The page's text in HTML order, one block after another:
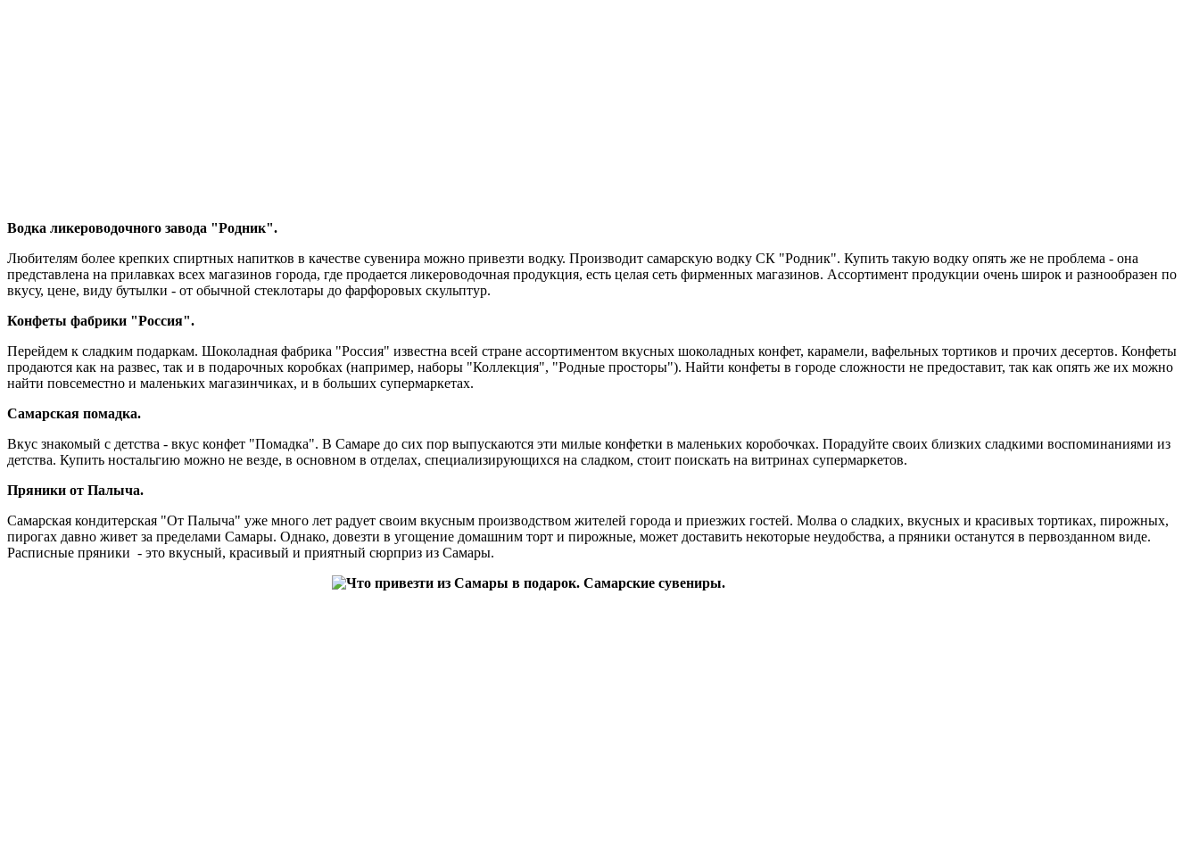
Водка ликероводочного завода "Родник".
Любителям более крепких спиртных напитков в качестве сувенира можно привезти водку. Производит самарскую водку СК "Родник". Купить такую водку опять же не проблема - она
представлена на прилавках всех магазинов города, где продается ликероводочная продукция, есть целая сеть фирменных магазинов. Ассортимент продукции очень широк и разнообразен по
вкусу, цене, виду бутылки - от обычной стеклотары до фарфоровых скульптур.
Конфеты фабрики "Россия".
Перейдем к сладким подаркам. Шоколадная фабрика "Россия" известна всей стране ассортиментом вкусных шоколадных конфет, карамели, вафельных тортиков и прочих десертов. Конфеты
продаются как на развес, так и в подарочных коробках (например, наборы "Коллекция", "Родные просторы"). Найти конфеты в городе сложности не предоставит, так как опять же их можно
найти повсеместно и маленьких магазинчиках, и в больших супермаркетах.
Самарская помадка.
Вкус знакомый с детства - вкус конфет "Помадка". В Самаре до сих пор выпускаются эти милые конфетки в маленьких коробочках. Порадуйте своих близких сладкими воспоминаниями из
детства. Купить ностальгию можно не везде, в основном в отделах, специализирующихся на сладком, стоит поискать на витринах супермаркетов.
Пряники от Палыча.
Самарская кондитерская "От Палыча" уже много лет радует своим вкусным производством жителей города и приезжих гостей. Молва о сладких, вкусных и красивых тортиках, пирожных,
пирогах давно живет за пределами Самары. Однако, довезти в угощение домашним торт и пирожные, может доставить некоторые неудобства, а пряники останутся в первозданном виде.
Расписные пряники - это вкусный, красивый и приятный сюрприз из Самары.